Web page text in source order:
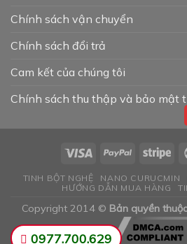
Chính sách vận chuyển
Chính sách đổi trả
Cam kết của chúng tôi
Chính sách thu thập và bảo mật
TINH BỘT NGHỆ NANO CURUCMIN
HƯỚNG DẪN MUA HÀNG
Copyright 2014 © Bản quyền
0977.700.629